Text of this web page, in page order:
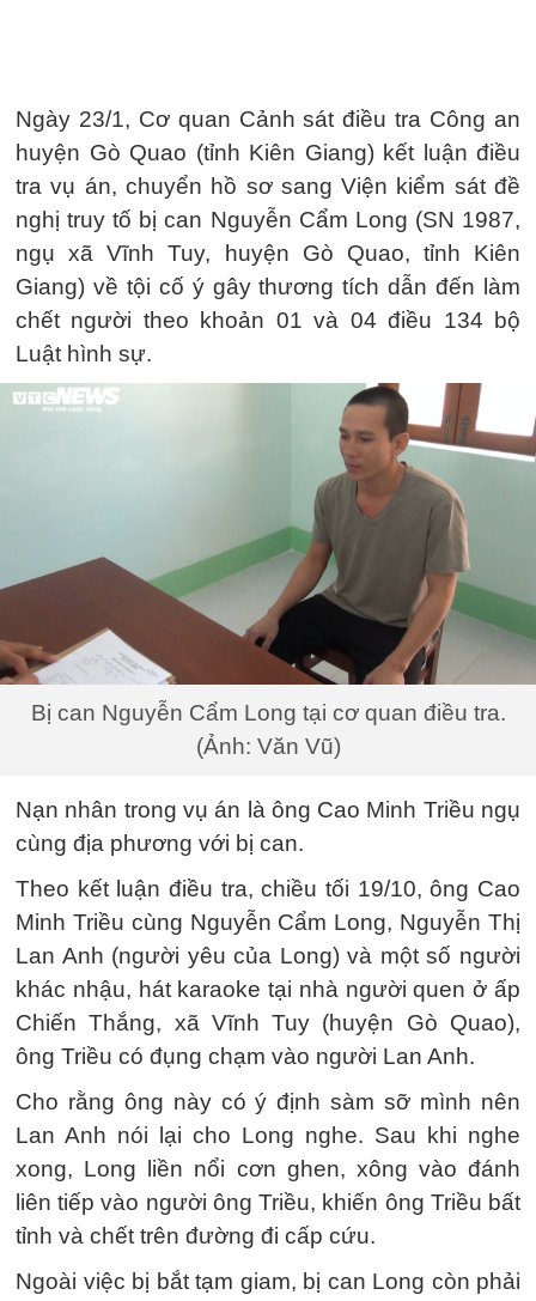
Ngày 23/1, Cơ quan Cảnh sát điều tra Công an
huyện Gò Quao (tỉnh Kiên Giang) kết luận điều
tra vụ án, chuyển hồ sơ sang Viện kiểm sát đề
nghị truy tố bị can Nguyễn Cẩm Long (SN 1987,
ngụ xã Vĩnh Tuy, huyện Gò Quao, tỉnh Kiên
Giang) về tội cố ý gây thương tích dẫn đến làm
chết người theo khoản 01 và 04 điều 134 bộ
Luật hình sự.
Bị can Nguyễn Cẩm Long tại cơ quan điều tra.
(Ảnh: Văn Vũ)
Nạn nhân trong vụ án là ông Cao Minh Triều ngụ
cùng địa phương với bị can.
Theo kết luận điều tra, chiều tối 19/10, ông Cao
Minh Triều cùng Nguyễn Cẩm Long, Nguyễn Thị
Lan Anh (người yêu của Long) và một số người
khác nhậu, hát karaoke tại nhà người quen ở ấp
Chiến Thắng, xã Vĩnh Tuy (huyện Gò Quao),
ông Triều có đụng chạm vào người Lan Anh.
Cho rằng ông này có ý định sàm sỡ mình nên
Lan Anh nói lại cho Long nghe. Sau khi nghe
xong, Long liền nổi cơn ghen, xông vào đánh
liên tiếp vào người ông Triều, khiến ông Triều bất
tỉnh và chết trên đường đi cấp cứu.
Ngoài việc bị bắt tạm giam, bị can Long còn phải